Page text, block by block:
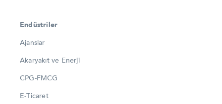
Endüstriler
Ajanslar
Akaryakıt ve Enerji
CPG-FMCG
E-Ticaret